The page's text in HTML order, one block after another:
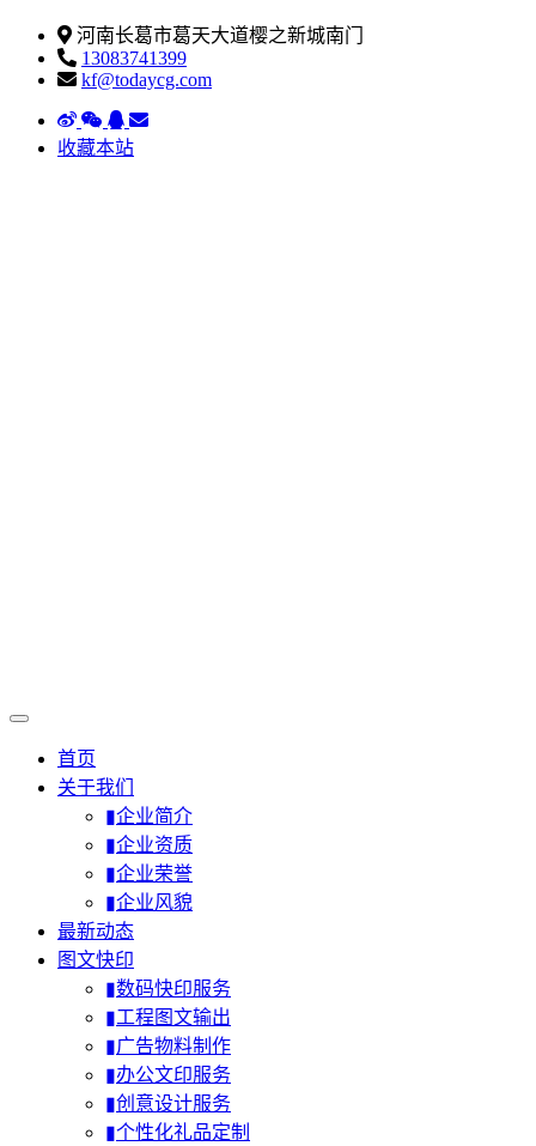
河南长葛市葛天大道樱之新城南门
13083741399
kf@todaycg.com
收藏本站
首页
关于我们
▮企业简介
▮企业资质
▮企业荣誉
▮企业风貌
最新动态
图文快印
▮数码快印服务
▮工程图文输出
▮广告物料制作
▮办公文印服务
▮创意设计服务
▮个性化礼品定制